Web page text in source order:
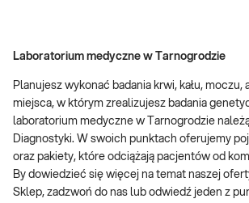
Laboratorium medyczne w Tarnogrodzie
Planujesz wykonać badania krwi, kału, moczu,
miejsca, w którym zrealizujesz badania
laboratorium medyczne w Tarnogrodzie
Diagnostyki. W swoich punktach oferujemy
oraz pakiety, które odciążają pacjentów od
By dowiedzieć się więcej na temat naszej
Sklep, zadzwoń do nas lub odwiedź jeden z